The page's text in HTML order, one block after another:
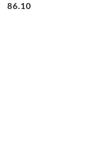
Cena:
86.10